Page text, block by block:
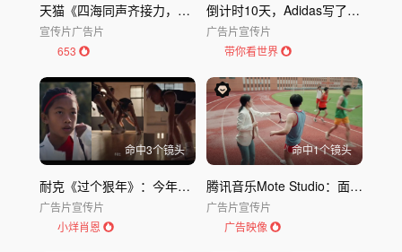
天猫《四海同声齐接力，千里山河共加油》奥运主题联合宣传短片
宣传片广告片
653
倒计时10天，Adidas写了一组文案
广告片宣传片
带你看世界
命中3个镜头
耐克《过个狠年》：今年不属蛇，今年属曼巴
广告片宣传片
小烊肖恩
命中1个镜头
腾讯音乐Mote Studio：面试官亲测，一用就上瘾的AI音乐神器
广告片宣传片
广告映像